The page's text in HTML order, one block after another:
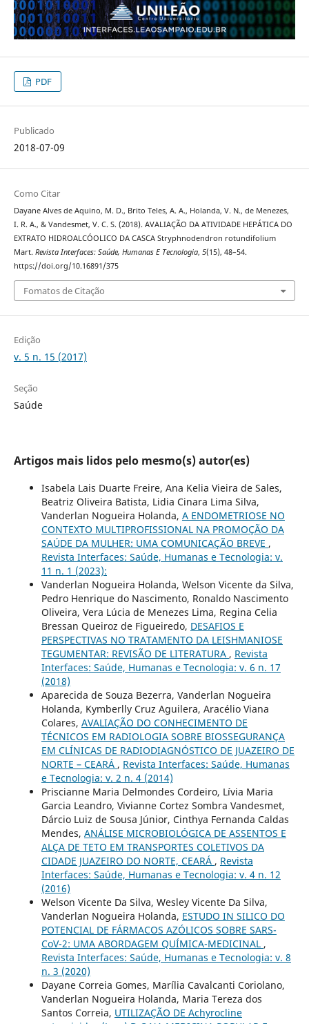
PDF
Publicado
2018-07-09
Como Citar
Dayane Alves de Aquino, M. D., Brito Teles, A. A., Holanda, V. N., de Menezes,
I. R. A., & Vandesmet, V. C. S. (2018). AVALIAÇÃO DA ATIVIDADE HEPÁTICA DO
EXTRATO HIDROALCÓOLICO DA CASCA Stryphnodendron rotundifolium
Mart. Revista Interfaces: Saúde, Humanas E Tecnologia, 5(15), 48–54.
https://doi.org/10.16891/375
Fomatos de Citação
Edição
v. 5 n. 15 (2017)
Seção
Saúde
Artigos mais lidos pelo mesmo(s) autor(es)
Isabela Lais Duarte Freire, Ana Kelia Vieira de Sales,
Beatriz Oliveira Batista, Lidia Cinara Lima Silva,
Vanderlan Nogueira Holanda, A ENDOMETRIOSE NO
CONTEXTO MULTIPROFISSIONAL NA PROMOÇÃO DA
SAÚDE DA MULHER: UMA COMUNICAÇÃO BREVE ,
Revista Interfaces: Saúde, Humanas e Tecnologia: v.
11 n. 1 (2023):
Vanderlan Nogueira Holanda, Welson Vicente da Silva,
Pedro Henrique do Nascimento, Ronaldo Nascimento
Oliveira, Vera Lúcia de Menezes Lima, Regina Celia
Bressan Queiroz de Figueiredo, DESAFIOS E
PERSPECTIVAS NO TRATAMENTO DA LEISHMANIOSE
TEGUMENTAR: REVISÃO DE LITERATURA , Revista
Interfaces: Saúde, Humanas e Tecnologia: v. 6 n. 17
(2018)
Aparecida de Souza Bezerra, Vanderlan Nogueira
Holanda, Kymberlly Cruz Aguilera, Aracélio Viana
Colares, AVALIAÇÃO DO CONHECIMENTO DE
TÉCNICOS EM RADIOLOGIA SOBRE BIOSSEGURANÇA
EM CLÍNICAS DE RADIODIAGNÓSTICO DE JUAZEIRO DE
NORTE – CEARÁ , Revista Interfaces: Saúde, Humanas
e Tecnologia: v. 2 n. 4 (2014)
Priscianne Maria Delmondes Cordeiro, Lívia Maria
Garcia Leandro, Vivianne Cortez Sombra Vandesmet,
Dárcio Luiz de Sousa Júnior, Cinthya Fernanda Caldas
Mendes, ANÁLISE MICROBIOLÓGICA DE ASSENTOS E
ALÇA DE TETO EM TRANSPORTES COLETIVOS DA
CIDADE JUAZEIRO DO NORTE, CEARÁ , Revista
Interfaces: Saúde, Humanas e Tecnologia: v. 4 n. 12
(2016)
Welson Vicente Da Silva, Wesley Vicente Da Silva,
Vanderlan Nogueira Holanda, ESTUDO IN SILICO DO
POTENCIAL DE FÁRMACOS AZÓLICOS SOBRE SARS-
CoV-2: UMA ABORDAGEM QUÍMICA-MEDICINAL ,
Revista Interfaces: Saúde, Humanas e Tecnologia: v. 8
n. 3 (2020)
Dayane Correia Gomes, Marília Cavalcanti Coriolano,
Vanderlan Nogueira Holanda, Maria Tereza dos
Santos Correia, UTILIZAÇÃO DE Achyrocline